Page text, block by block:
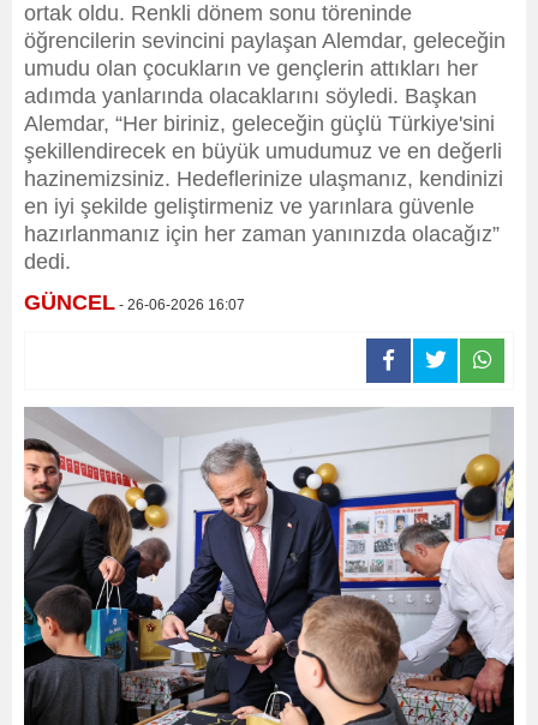
ortak oldu. Renkli dönem sonu töreninde
öğrencilerin sevincini paylaşan Alemdar, geleceğin
umudu olan çocukların ve gençlerin attıkları her
adımda yanlarında olacaklarını söyledi. Başkan
Alemdar, “Her biriniz, geleceğin güçlü Türkiye'sini
şekillendirecek en büyük umudumuz ve en değerli
hazinemizsiniz. Hedeflerinize ulaşmanız, kendinizi
en iyi şekilde geliştirmeniz ve yarınlara güvenle
hazırlanmanız için her zaman yanınızda olacağız”
dedi.
GÜNCEL - 26-06-2026 16:07